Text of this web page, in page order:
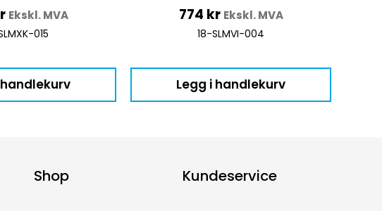
Ekskl. MVA
015
774 kr Ekskl. MVA
18-SLMVI-004
Legg i handlekurv
Shop Kundeservice